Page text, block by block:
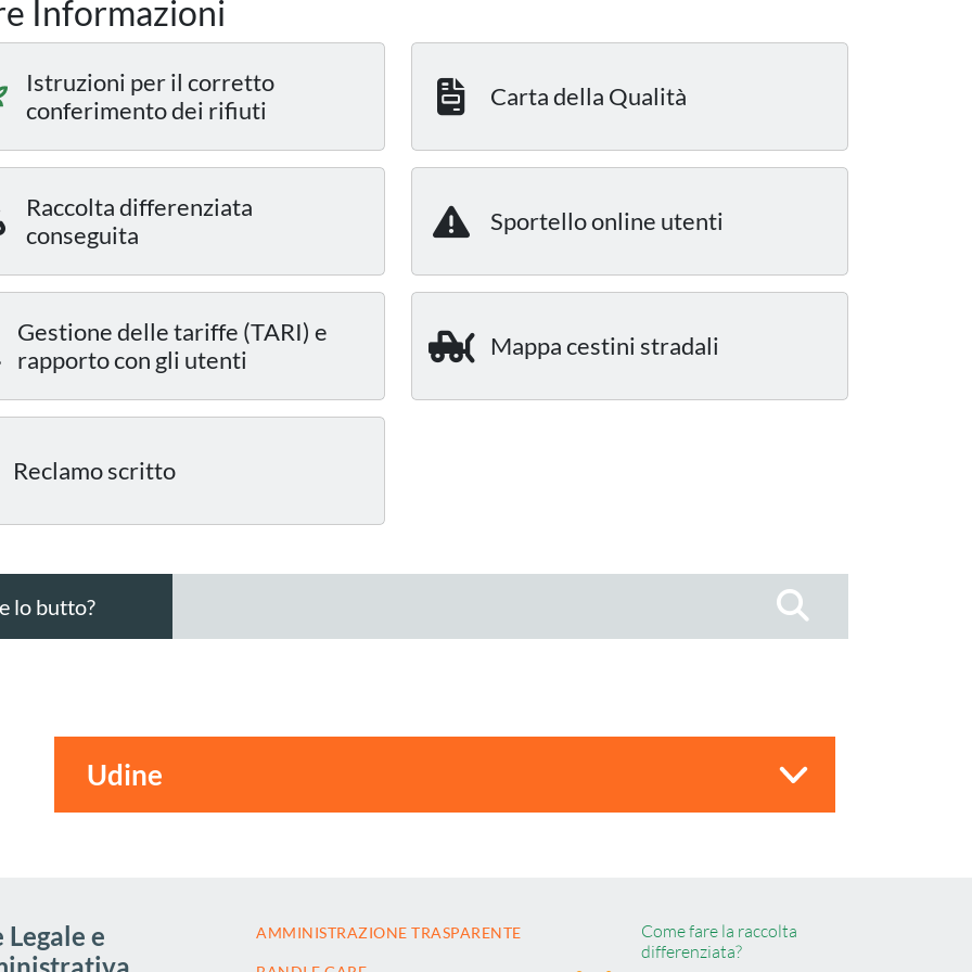
Informazioni
Istruzioni per il corretto
conferimento dei rifiuti
Carta della Qualità
Raccolta differenziata
conseguita
Sportello online utenti
Gestione delle tariffe (TARI) e
rapporto con gli utenti
Mappa cestini stradali
Reclamo scritto
lo butto?
Legale e
AMMINISTRAZIONE TRASPARENTE
Come fare la raccolta
differenziata?